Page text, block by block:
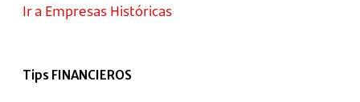
Ir a Empresas Históricas
Tips FINANCIEROS